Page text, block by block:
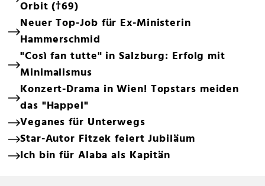
Orbit (†69)
Neuer Top-Job für Ex-Ministerin
Hammerschmid
"Così fan tutte" in Salzburg: Erfolg mit
Minimalismus
Konzert-Drama in Wien! Topstars meiden
das "Happel"
Veganes für Unterwegs
Star-Autor Fitzek feiert Jubiläum
Ich bin für Alaba als Kapitän